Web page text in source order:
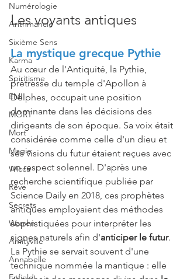
Numérologie
Arithmancie
Sixième Sens
Karma
Spiritisme
EMI
MORT
Mort
Magie
Wicca
Rêve
Secrets
Warren
Amityville
Annabelle
Les voyants antiques
La mystique grecque Pythie
Au cœur de l'Antiquité, la Pythie,
prêtresse du temple d'Apollon à
Delphes, occupait une position
dominante dans les décisions des
dirigeants de son époque. Sa voix était
considérée comme celle d'un dieu et
ses visions du futur étaient reçues avec
un respect solennel. D'après une
recherche scientifique publiée par
Science Daily en 2018, ces prophètes
antiques employaient des méthodes
sophistiquées pour interpréter les
signes naturels afin d'anticiper le futur.
La Pythie se servait souvent d'une
technique nommée la mantique : elle